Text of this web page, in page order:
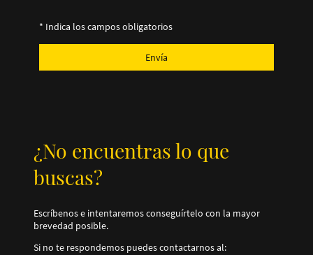
* Indica los campos obligatorios
Envía
¿No encuentras lo que
buscas?
Escríbenos e intentaremos conseguírtelo con la mayor
brevedad posible.
Si no te respondemos puedes contactarnos al: